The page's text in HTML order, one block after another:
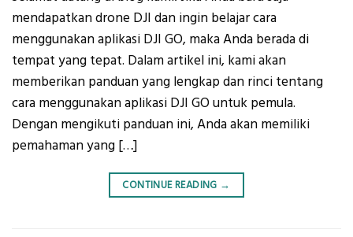
mendapatkan drone DJI dan ingin belajar cara
menggunakan aplikasi DJI GO, maka Anda berada di
tempat yang tepat. Dalam artikel ini, kami akan
memberikan panduan yang lengkap dan rinci tentang
cara menggunakan aplikasi DJI GO untuk pemula.
Dengan mengikuti panduan ini, Anda akan memiliki
pemahaman yang […]
CONTINUE READING →